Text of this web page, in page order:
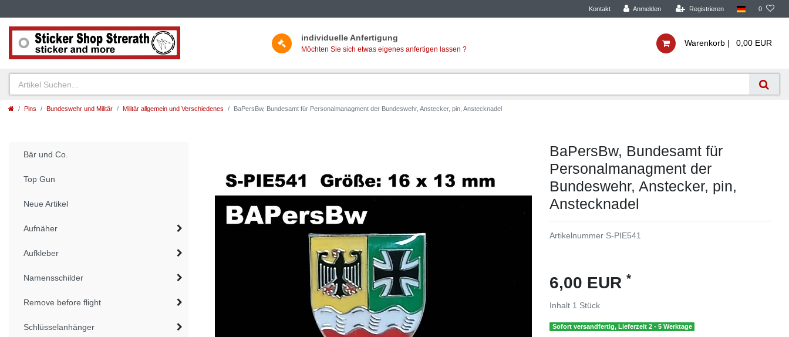
Kontakt Anmelden Registrieren 0
individuelle Anfertigung
Möchten Sie sich etwas eigenes anfertigen lassen ?
Warenkorb | 0,00 EUR
Pins Bundeswehr und Militär Militär allgemein und Verschiedenes BaPersBw, Bundesamt für Personalmanagment der Bundeswehr, Anstecker, pin, Anstecknadel
Bär und Co.
Top Gun
Neue Artikel
Aufnäher
Aufkleber
Namensschilder
Remove before flight
Schlüsselanhänger
BaPersBw, Bundesamt für
Personalmanagment der
Bundeswehr, Anstecker, pin,
Anstecknadel
Artikelnummer S-PIE541
6,00 EUR *
Inhalt 1 Stück
Sofort versandfertig, Lieferzeit 2 - 5 Werktage